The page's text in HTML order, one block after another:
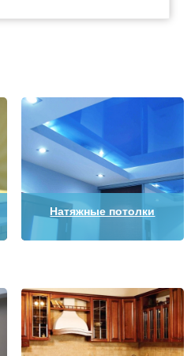
Натяжные потолки